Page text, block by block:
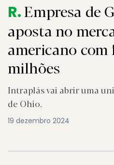
R.Empresa de
aposta no
americano com
milhões
Intraplás vai abrir uma
de Ohio.
19 dezembro 2024